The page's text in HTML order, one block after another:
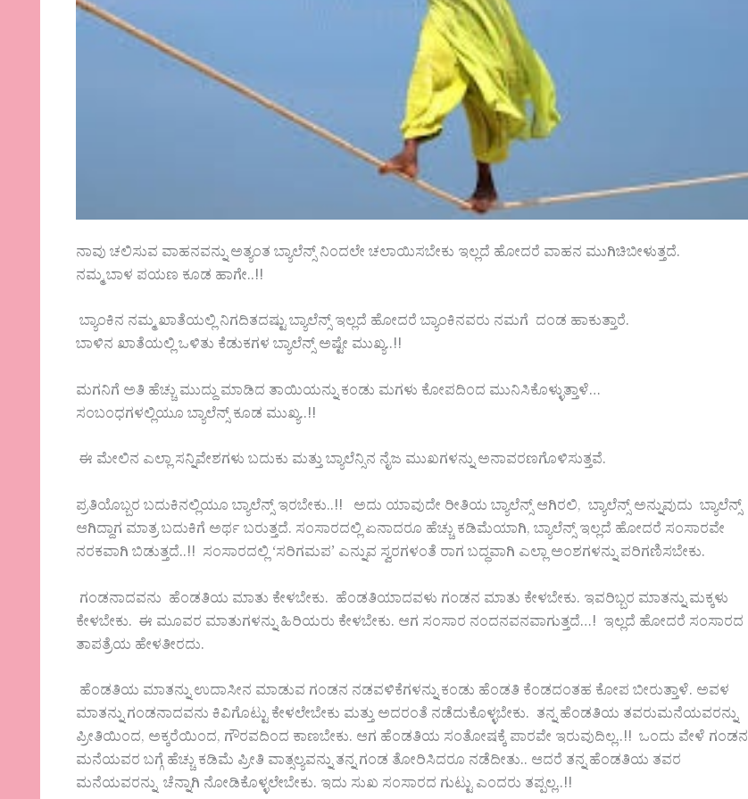
ನಾವು ಚಲಿಸುವ ವಾಹನವನ್ನು ಅತ್ಯಂತ ಬ್ಯಾಲೆನ್ಸ್ ನಿಂದಲೇ ಚಲಾಯಿಸಬೇಕು ಇಲ್ಲದೆ ಹೋದರೆ ವಾಹನ ಮುಗಿಚಿಬೀಳುತ್ತದೆ.
ನಮ್ಮ ಬಾಳ ಪಯಣ ಕೂಡ ಹಾಗೇ..!!
ಬ್ಯಾಂಕಿನ ನಮ್ಮ ಖಾತೆಯಲ್ಲಿ ನಿಗದಿತದಷ್ಟು ಬ್ಯಾಲೆನ್ಸ್ ಇಲ್ಲದೆ ಹೋದರೆ ಬ್ಯಾಂಕಿನವರು ನಮಗೆ ದಂಡ ಹಾಕುತ್ತಾರೆ.
ಬಾಳಿನ ಖಾತೆಯಲ್ಲಿ ಒಳಿತು ಕೆಡುಕಗಳ ಬ್ಯಾಲೆನ್ಸ್ ಅಷ್ಟೇ ಮುಖ್ಯ..!!
ಮಗನಿಗೆ ಅತಿ ಹೆಚ್ಚು ಮುದ್ದು ಮಾಡಿದ ತಾಯಿಯನ್ನು ಕಂಡು ಮಗಳು ಕೋಪದಿಂದ ಮುನಿಸಿಕೊಳ್ಳುತ್ತಾಳೆ…
ಸಂಬಂಧಗಳಲ್ಲಿಯೂ ಬ್ಯಾಲೆನ್ಸ್ ಕೂಡ ಮುಖ್ಯ..!!
ಈ ಮೇಲಿನ ಎಲ್ಲಾ ಸನ್ನಿವೇಶಗಳು ಬದುಕು ಮತ್ತು ಬ್ಯಾಲೆನ್ಸಿನ ನೈಜ ಮುಖಗಳನ್ನು ಅನಾವರಣಗೊಳಿಸುತ್ತವೆ.
ಪ್ರತಿಯೊಬ್ಬರ ಬದುಕಿನಲ್ಲಿಯೂ ಬ್ಯಾಲೆನ್ಸ್ ಇರಬೇಕು..!! ಅದು ಯಾವುದೇ ರೀತಿಯ ಬ್ಯಾಲೆನ್ಸ್ ಆಗಿರಲಿ, ಬ್ಯಾಲೆನ್ಸ್ ಅನ್ನುವುದು ಬ್ಯಾಲೆನ್ಸ್
ಆಗಿದ್ದಾಗ ಮಾತ್ರ ಬದುಕಿಗೆ ಅರ್ಥ ಬರುತ್ತದೆ. ಸಂಸಾರದಲ್ಲಿ ಏನಾದರೂ ಹೆಚ್ಚು ಕಡಿಮೆಯಾಗಿ, ಬ್ಯಾಲೆನ್ಸ್ ಇಲ್ಲದೆ ಹೋದರೆ ಸಂಸಾರವೇ
ನರಕವಾಗಿ ಬಿಡುತ್ತದೆ..!! ಸಂಸಾರದಲ್ಲಿ ‘ಸರಿಗಮಪ’ ಎನ್ನುವ ಸ್ವರಗಳಂತೆ ರಾಗ ಬದ್ಧವಾಗಿ ಎಲ್ಲಾ ಅಂಶಗಳನ್ನು ಪರಿಗಣಿಸಬೇಕು.
ಗಂಡನಾದವನು ಹೆಂಡತಿಯ ಮಾತು ಕೇಳಬೇಕು. ಹೆಂಡತಿಯಾದವಳು ಗಂಡನ ಮಾತು ಕೇಳಬೇಕು. ಇವರಿಬ್ಬರ ಮಾತನ್ನು ಮಕ್ಕಳು
ಕೇಳಬೇಕು. ಈ ಮೂವರ ಮಾತುಗಳನ್ನು ಹಿರಿಯರು ಕೇಳಬೇಕು. ಆಗ ಸಂಸಾರ ನಂದನವನವಾಗುತ್ತದೆ…! ಇಲ್ಲದೆ ಹೋದರೆ ಸಂಸಾರದ
ತಾಪತ್ರೆಯ ಹೇಳತೀರದು.
ಹೆಂಡತಿಯ ಮಾತನ್ನು ಉದಾಸೀನ ಮಾಡುವ ಗಂಡನ ನಡವಳಿಕೆಗಳನ್ನು ಕಂಡು ಹೆಂಡತಿ ಕೆಂಡದಂತಹ ಕೋಪ ಬೀರುತ್ತಾಳೆ. ಅವಳ
ಮಾತನ್ನು ಗಂಡನಾದವನು ಕಿವಿಗೊಟ್ಟು ಕೇಳಲೇಬೇಕು ಮತ್ತು ಅದರಂತೆ ನಡೆದುಕೊಳ್ಳಬೇಕು. ತನ್ನ ಹೆಂಡತಿಯ ತವರುಮನೆಯವರನ್ನು
ಪ್ರೀತಿಯಿಂದ, ಅಕ್ಕರೆಯಿಂದ, ಗೌರವದಿಂದ ಕಾಣಬೇಕು. ಆಗ ಹೆಂಡತಿಯ ಸಂತೋಷಕ್ಕೆ ಪಾರವೇ ಇರುವುದಿಲ್ಲ..!! ಒಂದು ವೇಳೆ ಗಂಡನ
ಮನೆಯವರ ಬಗ್ಗೆ ಹೆಚ್ಚು ಕಡಿಮೆ ಪ್ರೀತಿ ವಾತ್ಸಲ್ಯವನ್ನು ತನ್ನ ಗಂಡ ತೋರಿಸಿದರೂ ನಡೆದೀತು.. ಆದರೆ ತನ್ನ ಹೆಂಡತಿಯ ತವರ
ಮನೆಯವರನ್ನು ಚೆನ್ನಾಗಿ ನೋಡಿಕೊಳ್ಳಲೇಬೇಕು. ಇದು ಸುಖ ಸಂಸಾರದ ಗುಟ್ಟು ಎಂದರು ತಪ್ಪಲ್ಲ..!!